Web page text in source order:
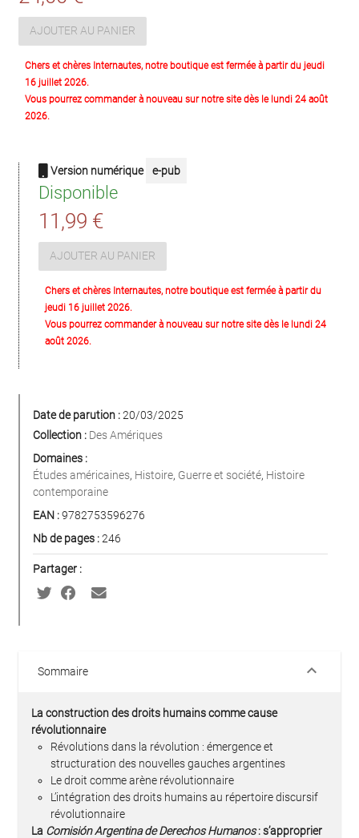
AJOUTER AU PANIER
Chers et chères Internautes, notre boutique est fermée à partir du jeudi
16 juillet 2026.
Vous pourrez commander à nouveau sur notre site dès le lundi 24 août
2026.
Version numérique e-pub
Disponible
11,99 €
AJOUTER AU PANIER
Chers et chères Internautes, notre boutique est fermée à partir du
jeudi 16 juillet 2026.
Vous pourrez commander à nouveau sur notre site dès le lundi 24
août 2026.
Date de parution :20/03/2025
Collection : Des Amériques
Domaines :
Études américaines, Histoire, Guerre et société, Histoire
contemporaine
EAN :9782753596276
Nb de pages :246
Partager :
Sommaire keyboard_arrow_down
La construction des droits humains comme cause
révolutionnaire
Révolutions dans la révolution : émergence et
structuration des nouvelles gauches argentines
Le droit comme arène révolutionnaire
L’intégration des droits humains au répertoire discursif
révolutionnaire
La Comisión Argentina de Derechos Humanos: s’approprier